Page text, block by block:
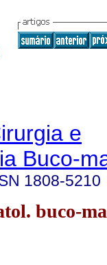
e
Buco-
1808-5210
buco-